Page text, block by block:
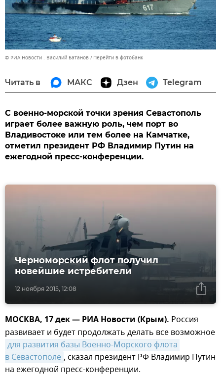
© РИА Новости . Василий Батанов Перейти в фотобанк
Читать в МАКС Дзен Telegram
С военно-морской точки зрения Севастополь
играет более важную роль, чем порт во
Владивостоке или тем более на Камчатке,
отметил президент РФ Владимир Путин на
ежегодной пресс-конференции.
12 ноября 2015, 12:08
Черноморский флот получил
новейшие истребители
МОСКВА, 17 дек — РИА Новости (Крым). Россия
развивает и будет продолжать делать все возможное
для развития базы Военно-Морского флота
в Севастополе , сказал президент РФ Владимир Путин
на ежегодной пресс-конференции.